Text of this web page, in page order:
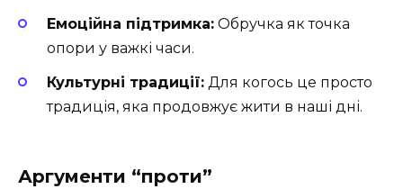
Емоційна підтримка: Обручка як точка
опори у важкі часи.
Культурні традиції: Для когось це просто
традиція, яка продовжує жити в наші дні.
Аргументи “проти”